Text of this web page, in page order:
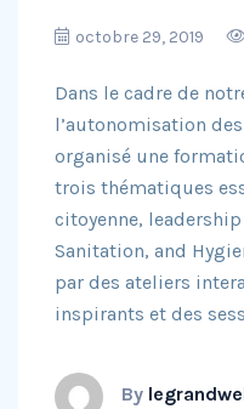
octobre 29, 2019
Dans le cadre de
l’autonomisation
organisé une
trois thématiques
citoyenne,
Sanitation, and
par des ateliers
inspirants et des
By